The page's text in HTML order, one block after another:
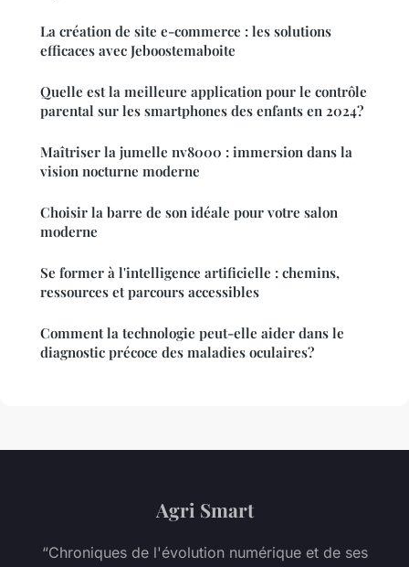
La création de site e-commerce : les solutions
efficaces avec Jeboostemaboite
Quelle est la meilleure application pour le contrôle
parental sur les smartphones des enfants en 2024?
Maîtriser la jumelle nv8000 : immersion dans la
vision nocturne moderne
Choisir la barre de son idéale pour votre salon
moderne
Se former à l'intelligence artificielle : chemins,
ressources et parcours accessibles
Comment la technologie peut-elle aider dans le
diagnostic précoce des maladies oculaires?
Agri Smart
“Chroniques de l'évolution numérique et de ses